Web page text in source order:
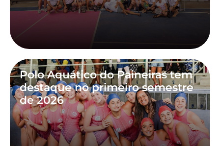
Polo Aquático do Paineiras tem
destaque no primeiro semestre
de 2026